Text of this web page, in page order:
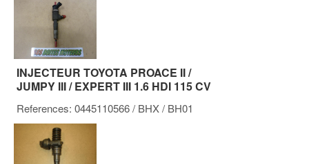
INJECTEUR TOYOTA PROACE II /
JUMPY III / EXPERT III 1.6 HDI 115 CV
References: 0445110566/ BHX / BH01